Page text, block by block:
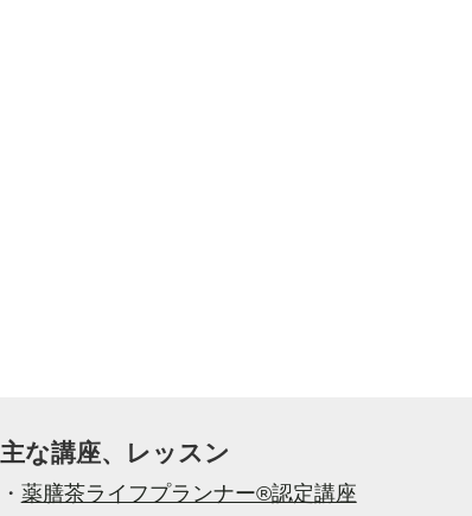
主な講座、レッスン
・ 薬膳茶ライフプランナー®認定講座